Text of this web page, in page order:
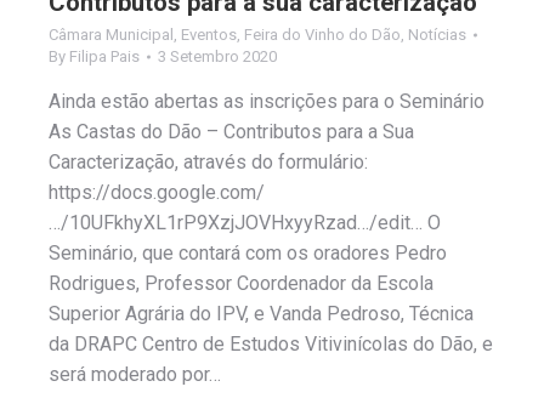
Câmara Municipal , Eventos, Feira do Vinho do Dão, Notícias
By Filipa Pais 3 Setembro 2020
Ainda estão abertas as inscrições para o Seminário
As Castas do Dão – Contributos para a Sua
Caracterização, através do formulário:
https://docs.google.com/
…/10UFkhyXL1rP9XzjJOVHxyyRzad…/edit… O
Seminário, que contará com os oradores Pedro
Rodrigues, Professor Coordenador da Escola
Superior Agrária do IPV, e Vanda Pedroso, Técnica
da DRAPC Centro de Estudos Vitivinícolas do Dão, e
será moderado por…